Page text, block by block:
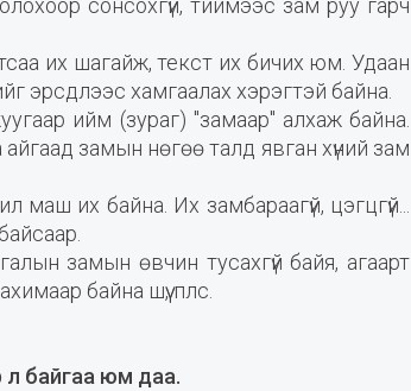
сонсохгүй, тиймээс зам руу гарч
их шагайж, текст их бичих юм. Удаан
эрсдлээс хамгаалах хэрэгтэй байна.
ийм (зураг) "замаар" алхаж байна.
замын нөгөө талд явган хүний зам
маш их байна. Их замбараагүй, цэгцгүй...
замын өвчин тусахгүй байя, агаарт
байна шүү, плс.
байгаа юм даа.